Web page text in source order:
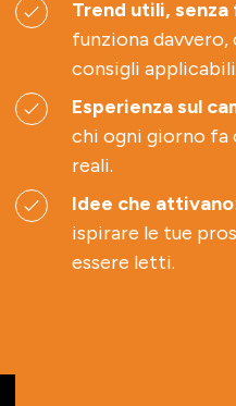
Trend utili, senza
funziona
consigli
Esperienza sul
chi ogni giorno fa
reali.
Idee che attivano
ispirare le tue
essere letti.